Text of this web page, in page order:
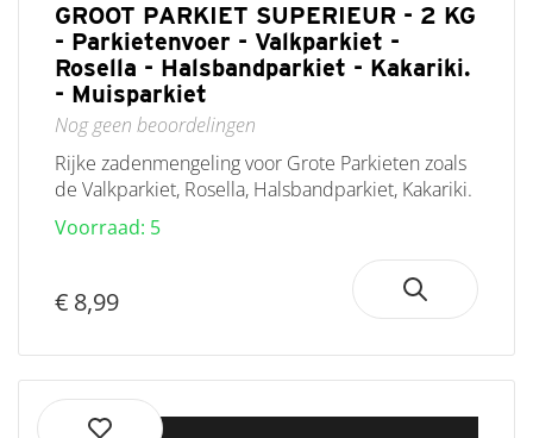
GROOT PARKIET SUPERIEUR - 2 KG
- Parkietenvoer - Valkparkiet -
Rosella - Halsbandparkiet - Kakariki.
- Muisparkiet
Nog geen beoordelingen
Rijke zadenmengeling voor Grote Parkieten zoals
de Valkparkiet, Rosella, Halsbandparkiet, Kakariki.
Voorraad: 5
€ 8,99